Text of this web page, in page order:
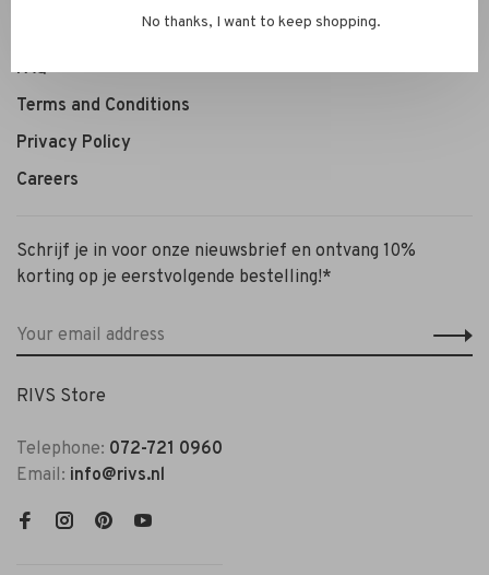
Personal Styling / Private Shopping
FAQ
Terms and Conditions
Privacy Policy
Careers
Schrijf je in voor onze nieuwsbrief en ontvang 10%
korting op je eerstvolgende bestelling!*
RIVS Store
Telephone: 072-721 0960
Email: info@rivs.nl
No thanks, I want to keep shopping.